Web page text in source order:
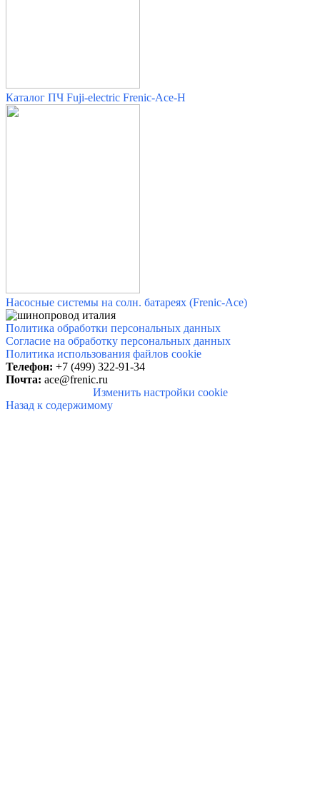
Каталог ПЧ Fuji-electric Frenic-Ace-H
Насосные системы на солн. батареях (Frenic-Ace)
Политика обработки персональных данных
Согласие на обработку персональных данных
Политика использования файлов cookie
Телефон: +7 (499) 322-91-34
Почта: ace@frenic.ru
Изменить настройки cookie
Назад к содержимому